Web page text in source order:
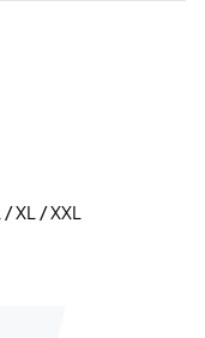
XL / XXL